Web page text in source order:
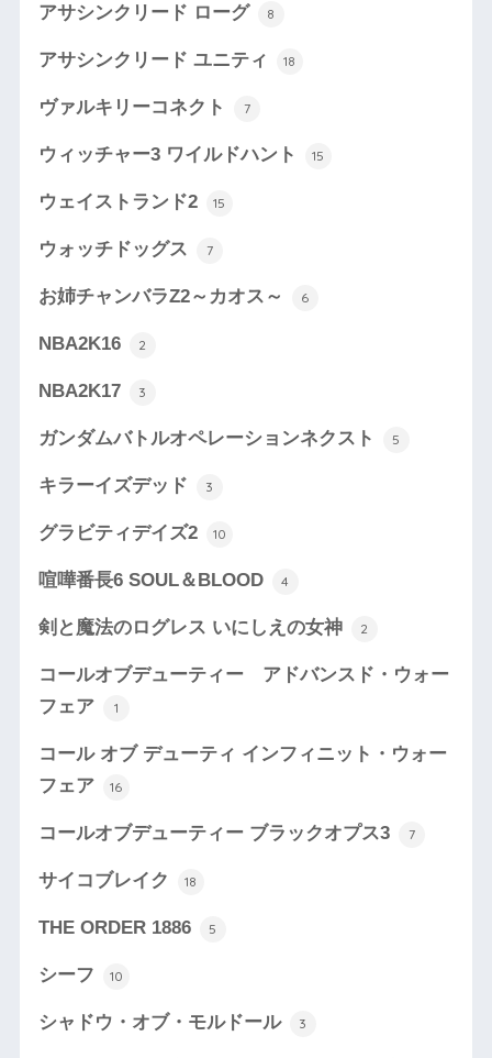
アサシンクリード ローグ 8
アサシンクリード ユニティ 18
ヴァルキリーコネクト 7
ウィッチャー3 ワイルドハント 15
ウェイストランド2 15
ウォッチドッグス 7
お姉チャンバラZ2～カオス～ 6
NBA2K16 2
NBA2K17 3
ガンダムバトルオペレーションネクスト 5
キラーイズデッド 3
グラビティデイズ2 10
喧嘩番長6 SOUL＆BLOOD 4
剣と魔法のログレス いにしえの女神 2
コールオブデューティー アドバンスド・ウォー
フェア
1
コール オブ デューティ インフィニット・ウォー
フェア
16
コールオブデューティー ブラックオプス3 7
サイコブレイク 18
THE ORDER 1886 5
シーフ 10
シャドウ・オブ・モルドール 3